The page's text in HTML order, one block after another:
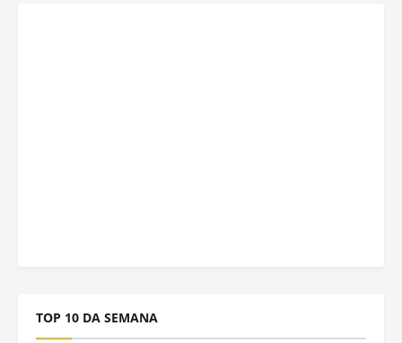
TOP 10 DA SEMANA